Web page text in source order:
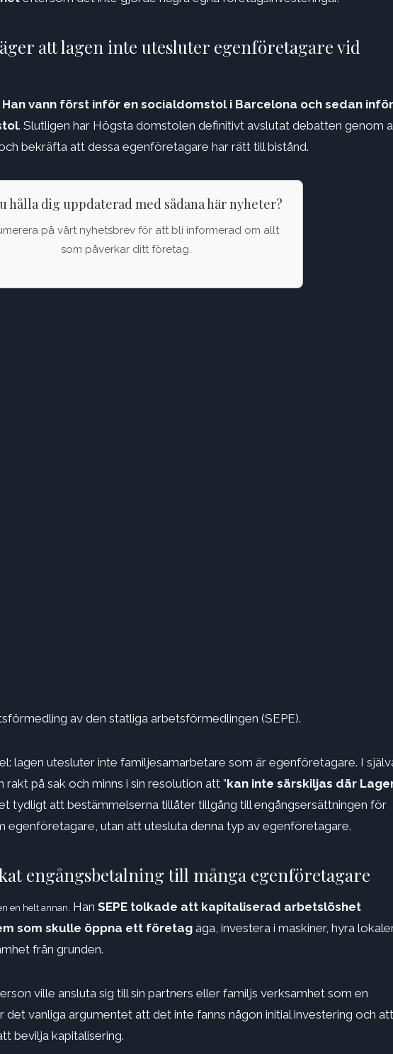
att lagen inte utesluter egenföretagare vid
Han vann först inför en socialdomstol i Barcelona och sedan inför
. Slutligen har Högsta domstolen definitivt avslutat debatten genom
bekräfta att dessa egenföretagare har rätt till bistånd.
hålla dig uppdaterad med sådana här nyheter?
på vårt nyhetsbrev för att bli informerad om allt
som påverkar ditt företag.
av den statliga arbetsförmedlingen (SEPE).
lagen utesluter inte familjesamarbetare som är egenföretagare. I
på sak och minns i sin resolution att ”kan inte särskiljas där
tydligt att bestämmelserna tillåter tillgång till engångsersättningen för
egenföretagare, utan att utesluta denna typ av egenföretagare.
engångsbetalning till många egenföretagare
en helt annan. Han SEPE tolkade att kapitaliserad arbetslöshet
som skulle öppna ett företag äga, investera i maskiner, hyra
från grunden.
ville ansluta sig till sin partners eller familjs verksamhet som en
det vanliga argumentet att det inte fanns någon initial investering och att
bevilja kapitalisering.